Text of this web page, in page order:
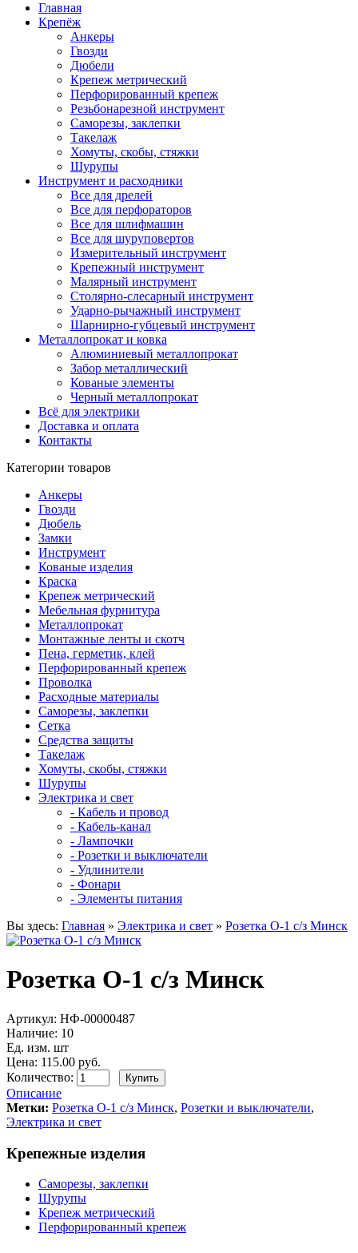
Главная
Крепёж
Анкеры
Гвозди
Дюбели
Крепеж метрический
Перфорированный крепеж
Резьбонарезной инструмент
Саморезы, заклепки
Такелаж
Хомуты, скобы, стяжки
Шурупы
Инструмент и расходники
Все для дрелей
Все для перфораторов
Все для шлифмашин
Все для шуруповертов
Измерительный инструмент
Крепежный инструмент
Малярный инструмент
Столярно-слесарный инструмент
Ударно-рычажный инструмент
Шарнирно-губцевый инструмент
Металлопрокат и ковка
Алюминиевый металлопрокат
Забор металлический
Кованые элементы
Черный металлопрокат
Всё для электрики
Доставка и оплата
Контакты
Категории товаров
Анкеры
Гвозди
Дюбель
Замки
Инструмент
Кованые изделия
Краска
Крепеж метрический
Мебельная фурнитура
Металлопрокат
Монтажные ленты и скотч
Пена, герметик, клей
Перфорированный крепеж
Проволка
Расходные материалы
Саморезы, заклепки
Сетка
Средства защиты
Такелаж
Хомуты, скобы, стяжки
Шурупы
Электрика и свет
- Кабель и провод
- Кабель-канал
- Лампочки
- Розетки и выключатели
- Удлинители
- Фонари
- Элементы питания
Вы здесь: Главная » Электрика и свет » Розетка О-1 с/з Минск
Розетка О-1 с/з Минск
Артикул: НФ-00000487
Наличие: 10
Ед. изм. шт
Цена: 115.00 руб.
Количество:
Описание
Метки: Розетка О-1 с/з Минск, Розетки и выключатели,
Электрика и свет
Крепежные изделия
Саморезы, заклепки
Шурупы
Крепеж метрический
Перфорированный крепеж